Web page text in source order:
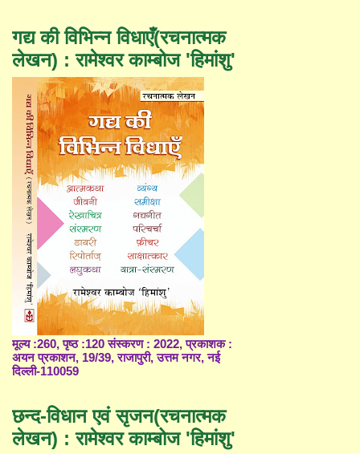
गद्य की विभिन्न विधाएँ(रचनात्मक
लेखन) : रामेश्वर काम्बोज 'हिमांशु'
मूल्य :260, पृष्ठ :120 संस्करण : 2022, प्रकाशक :
अयन प्रकाशन, 19/39, राजापुरी, उत्तम नगर, नई
दिल्ली-110059
छन्द-विधान एवं सृजन(रचनात्मक
लेखन) : रामेश्वर काम्बोज 'हिमांशु'